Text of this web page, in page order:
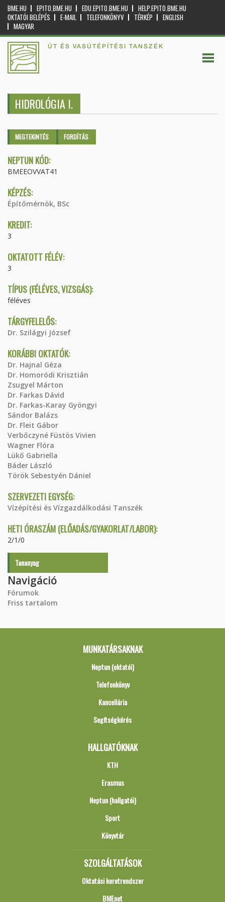
BME.HU EPITO.BME.HU EDU.EPITO.BME.HU
HELP.EPITO.BME.HU
OKTATÓI BELÉPÉS
E-MAIL TELEFONKÖNYV TÉRKÉP
ENGLISH
MAGYAR
ÚT ÉS VASÚTÉPÍTÉSI TANSZÉK
HIDROLÓGIA I.
Elsődleges fülek
MEGTEKINTÉS (AKTÍVFORDÍTÁS
NEPTUN KÓD:
BMEEOVVAT41
KÉPZÉS:
Építőmérnök, BSc
KREDIT:
3
OKTATOTT FÉLÉV:
3
TÍPUS (FÉLÉVES, VIZSGÁS):
féléves
TÁRGYFELELŐS:
Dr. Szilágyi József
KORÁBBI OKTATÓK:
Dr. Hajnal Géza
Dr. Homoródi Krisztián
Zsugyel Márton
Dr. Farkas Dávid
Dr. Farkas-Karay Gyöngyi
Sándor Balázs
Dr. Fleit Gábor
Verbőczyné Füstös Vivien
Wagner Flóra
Lükő Gabriella
Báder László
Török Sebestyén Dániel
SZERVEZETI EGYSÉG:
Vízépítési és Vízgazdálkodási Tanszék
HETI ÓRASZÁM (ELŐADÁS/GYAKORLAT/LABOR):
2/1/0
Tananyag
Navigáció
Fórumok
Friss tartalom
MUNKATÁRSAKNAK
Neptun (oktatói)
Telefonkönyv
Kancellária
Segítségkérés
HALLGATÓKNAK
KTH
Erasmus
Neptun (hallgatói)
Sport
Könyvtár
SZOLGÁLTATÁSOK
Oktatási keretrendszer
BMEnet